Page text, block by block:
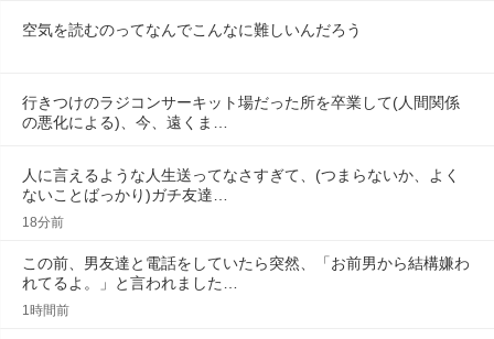
空気を読むのってなんでこんなに難しいんだろう
行きつけのラジコンサーキット場だった所を卒業して(人間関係
の悪化による)、今、遠くま…
人に言えるような人生送ってなさすぎて、(つまらないか、よく
ないことばっかり)ガチ友達…
18分前
この前、男友達と電話をしていたら突然、「お前男から結構嫌わ
れてるよ。」と言われました…
1時間前